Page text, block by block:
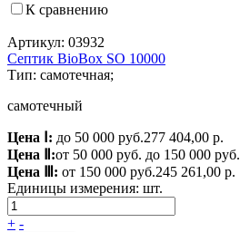
К сравнению
Артикул: 03932
Септик BioBox SO 10000
Тип: самотечная;
самотечный
Цена Ⅰ: до 50 000 руб.277 404,00 р.
Цена Ⅱ:от 50 000 руб. до 150 000 руб.
Цена Ⅲ: от 150 000 руб.245 261,00 р.
Единицы измерения: шт.
+ -